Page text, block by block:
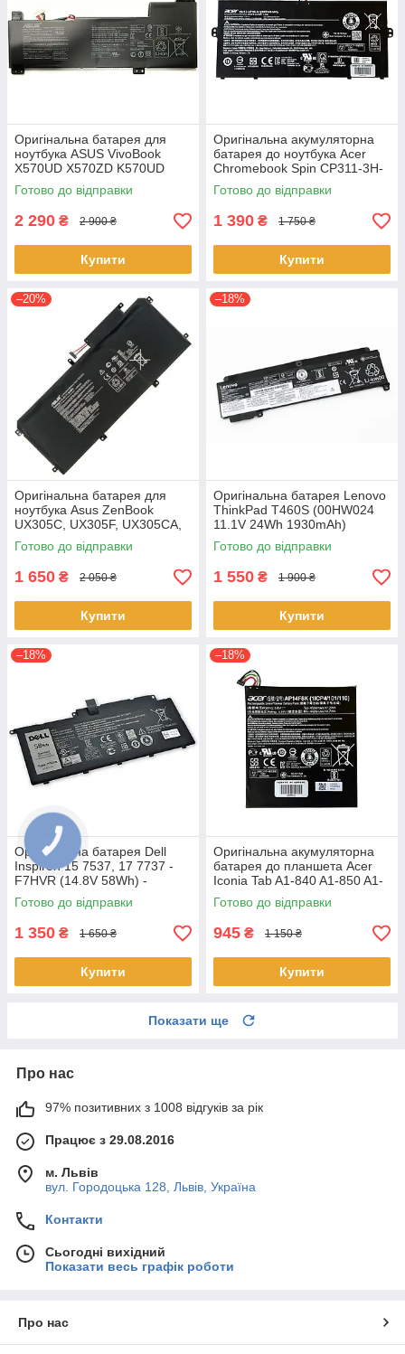
Оригінальна батарея для
ноутбука ASUS VivoBook
X570UD X570ZD K570UD
K570ZD R570UD R570ZD
F570UD - B31N1723
Готово до відправки
2 290 ₴ 2 900 ₴
Купити
Оригінальна акумуляторна
батарея до ноутбука Acer
Chromebook Spin CP311-3H-
K2RJ CP311-2H-C679 CP513-
1HL CP513-1H - AP16L8J
Готово до відправки
1 390 ₴ 1 750 ₴
Купити
–20%
Оригінальна батарея для
ноутбука Asus ZenBook
UX305C, UX305F, UX305CA,
UX305FA - C31N1411 (+11.4 V
45Wh) АКБ
Готово до відправки
1 650 ₴ 2 050 ₴
Купити
–18%
Оригінальна батарея Lenovo
ThinkPad T460S (00HW024
11.1V 24Wh 1930mAh)
Акумулятор, АКБ для
ноутбука
Готово до відправки
1 550 ₴ 1 900 ₴
Купити
–18%
Оригінальна батарея Dell
Inspiron 15 7537, 17 7737 -
F7HVR (14.8V 58Wh) -
Акумулятор, АКБ
Готово до відправки
1 350 ₴ 1 650 ₴
Купити
–18%
Оригінальна акумуляторна
батарея до планшета Acer
Iconia Tab A1-840 A1-850 A1-
860 One 8 B1-810 B1-820 B1-
830 - AP14F8K
Готово до відправки
945 ₴ 1 150 ₴
Купити
Показати ще
Про нас
97% позитивних з 1008 відгуків за рік
Працює з 29.08.2016
м. Львів
вул. Городоцька 128, Львів, Україна
Контакти
Сьогодні вихідний
Показати весь графік роботи
Про нас